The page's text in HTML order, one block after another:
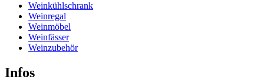
Weinkühlschrank
Weinregal
Weinmöbel
Weinfässer
Weinzubehör
Infos